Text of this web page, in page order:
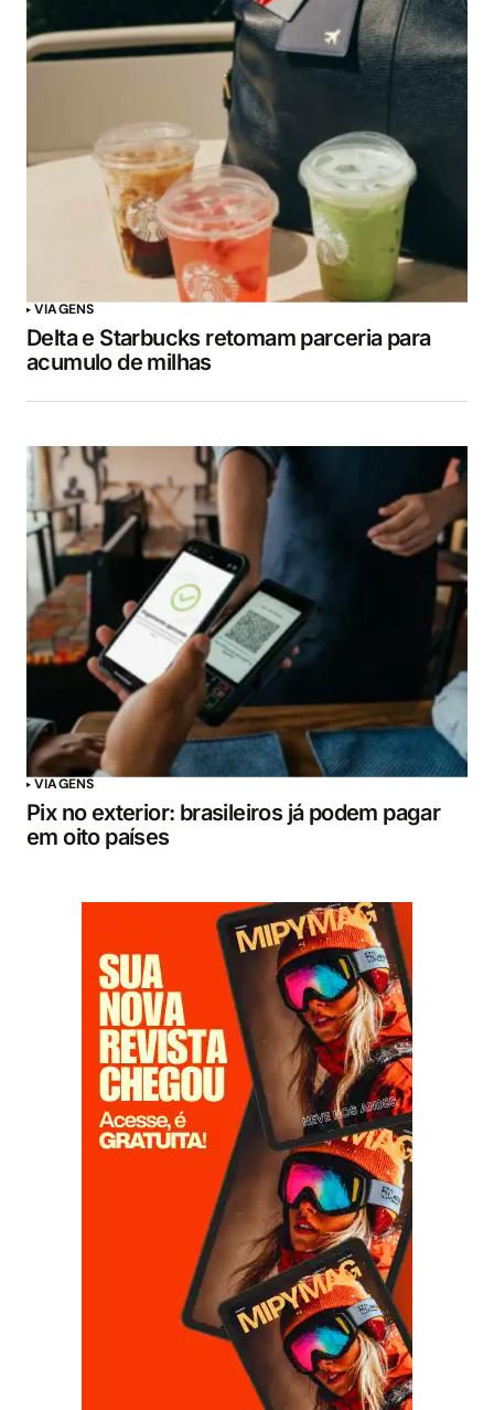
VIAGENS
Delta e Starbucks retomam parceria para
acumulo de milhas
VIAGENS
Pix no exterior: brasileiros já podem pagar
em oito países